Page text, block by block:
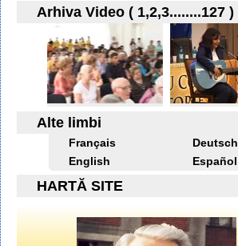
Arhiva Video ( 1,2,3........127 )
Alte limbi
Français
Deutsch
English
Español
HARTĂ SITE